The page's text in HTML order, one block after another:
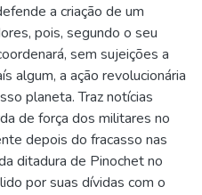
a criação de um
pois, segundo o seu
sem sujeições a
algum, a ação revolucionária
planeta. Traz notícias
de força dos militares no
depois do fracasso nas
ditadura de Pinochet no
por suas dívidas com o